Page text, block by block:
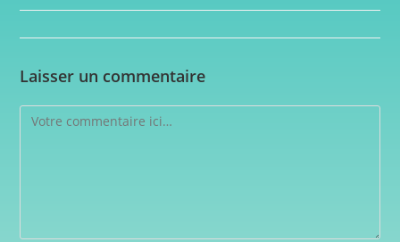
Laisser un commentaire